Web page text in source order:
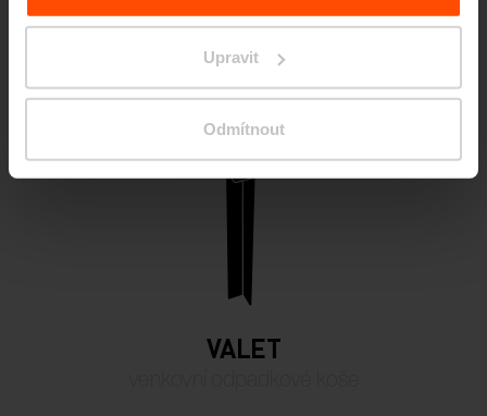
Upravit
Odmítnout
Design set
VALET